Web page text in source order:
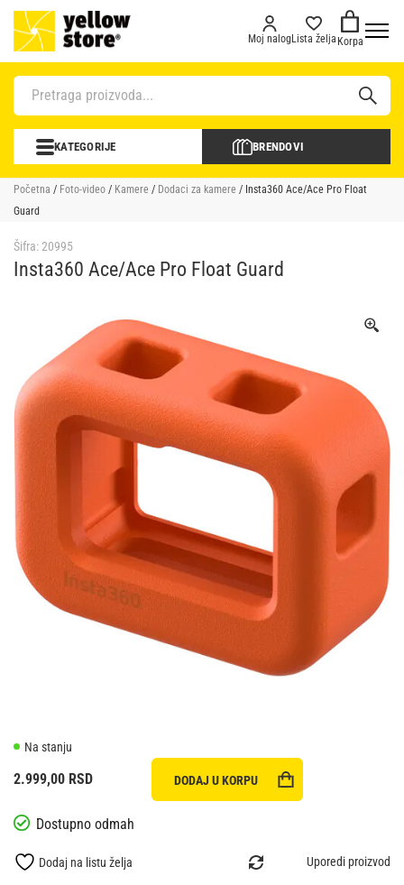
Moj nalogLista želja Korpa
KATEGORIJE BRENDOVI
Početna / Foto-video / Kamere / Dodaci za kamere / Insta360 Ace/Ace Pro Float
Guard
Šifra:20995
Insta360 Ace/Ace Pro Float Guard
2.999,00 RSD
Na stanju
DODAJ U KORPU
Dodaj na listu želja Uporedi proizvod